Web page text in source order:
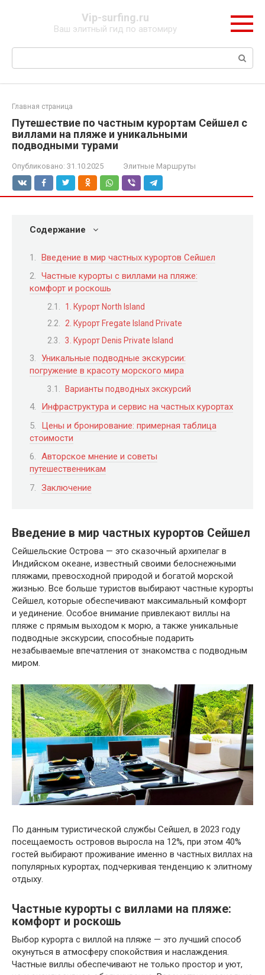
Vip-surfing.ru
Ваш элитный гид по автомиру
Поиск:
Главная страница
Путешествие по частным курортам Сейшел с
виллами на пляже и уникальными
подводными турами
Опубликовано: 31.10.2025 Элитные Маршруты
Содержание
Введение в мир частных курортов Сейшел
Частные курорты с виллами на пляже:
комфорт и роскошь
1. Курорт North Island
2. Курорт Fregate Island Private
3. Курорт Denis Private Island
Уникальные подводные экскурсии:
погружение в красоту морского мира
Варианты подводных экскурсий
Инфраструктура и сервис на частных курортах
Цены и бронирование: примерная таблица
стоимости
Авторское мнение и советы
путешественникам
Заключение
Введение в мир частных курортов Сейшел
Сейшельские Острова — это сказочный архипелаг в
Индийском океане, известный своими белоснежными
пляжами, превосходной природой и богатой морской
жизнью. Все больше туристов выбирают частные курорты
Сейшел, которые обеспечивают максимальный комфорт
и уединение. Особое внимание привлекают виллы на
пляже с прямым выходом к морю, а также уникальные
подводные экскурсии, способные подарить
незабываемые впечатления от знакомства с подводным
миром.
По данным туристической службы Сейшел, в 2023 году
посещаемость островов выросла на 12%, при этом 40%
гостей выбирают проживание именно в частных виллах на
популярных курортах, подчеркивая тенденцию к элитному
отдыху.
Частные курорты с виллами на пляже:
комфорт и роскошь
Выбор курорта с виллой на пляже — это лучший способ
окунуться в атмосферу спокойствия и наслаждения.
Частные виллы обеспечивают не только простор и уют,